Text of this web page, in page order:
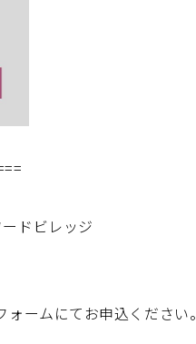
ドビレッジ
ームにてお申込ください。